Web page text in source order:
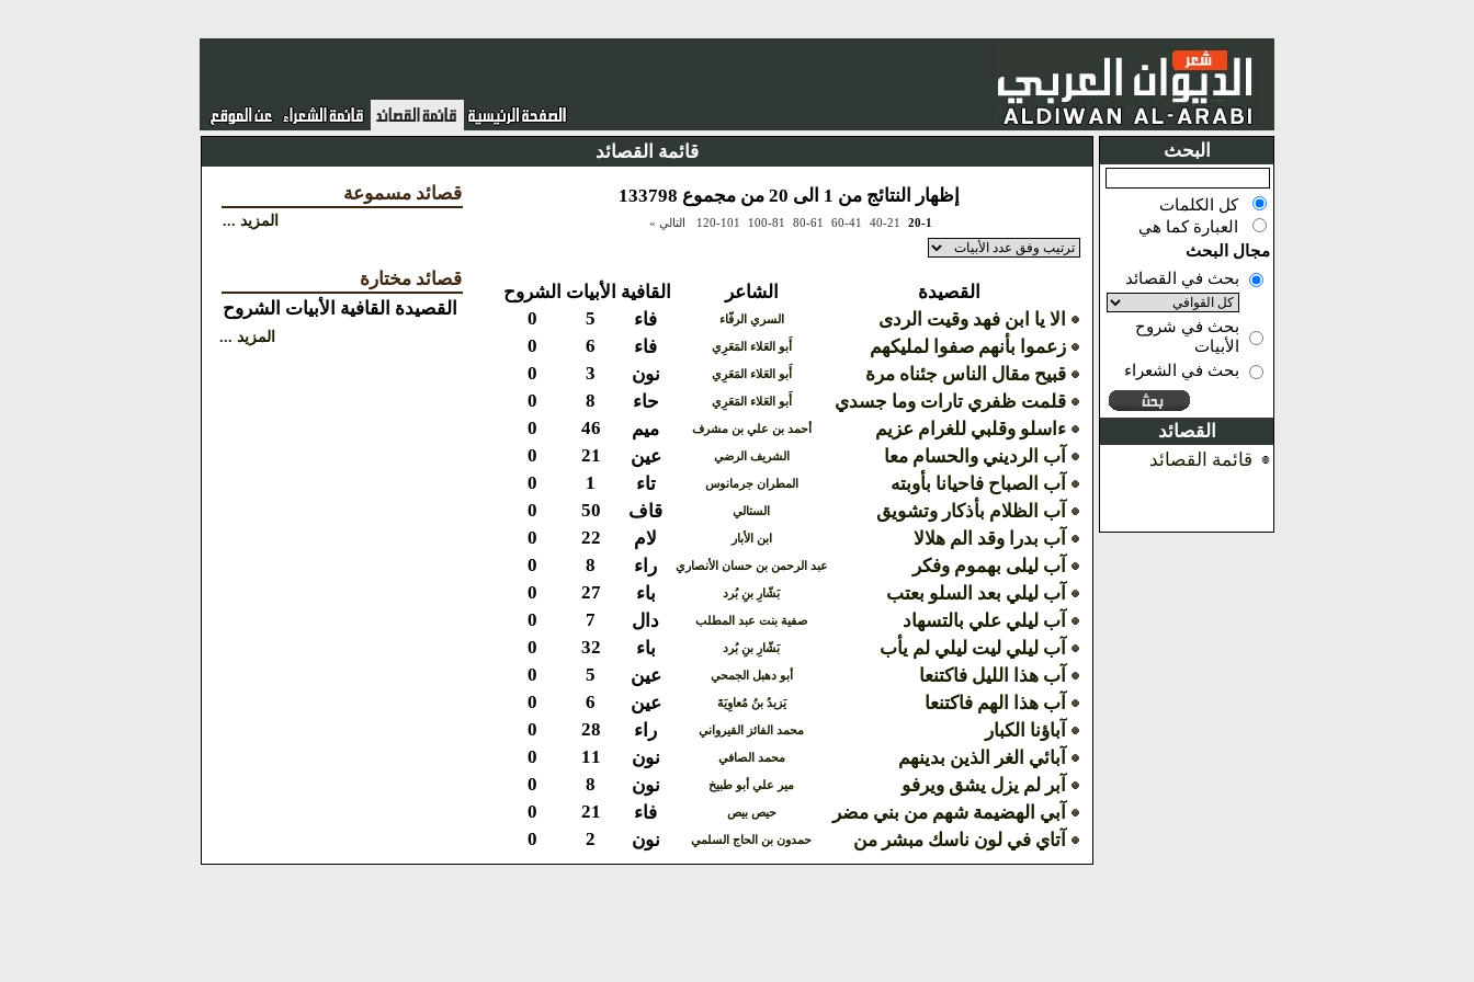
البحث
كل الكلمات
العبارة كما هي
مجال البحث
بحث في القصائد
بحث في شروح
الأبيات
بحث في الشعراء
القصائد
قائمة القصائد
قائمة القصائد
إظهار النتائج من 1 الى 20 من مجموع 133798
20-1
40-21
60-41
80-61
100-81
120-101 التالي »
القصيدة الشاعر القافية الأبيات الشروح
الا يا ابن فهد وقيت الردى
السري الرفّاء فاء 5
0
زعموا بأنهم صفوا لمليكهم
أَبو العَلاء المَعَرِي فاء 6
0
قبيح مقال الناس جئناه مرة
أَبو العَلاء المَعَرِي نون 3
0
قلمت ظفري تارات وما جسدي
أَبو العَلاء المَعَرِي حاء 8
0
ءاسلو وقلبي للغرام عزيم
أحمد بن علي بن مشرف ميم 46
0
آب الرديني والحسام معا
الشريف الرضي عين 21
0
آب الصباح فاحيانا بأوبته
المطران جرمانوس تاء 1
0
آب الظلام بأذكار وتشويق
الستالي قاف 50
0
آب بدرا وقد الم هلالا
ابن الأبار لام 22
0
آب ليلى بهموم وفكر
عبد الرحمن بن حسان الأنصاري راء 8
0
آب ليلي بعد السلو بعتب
بَشّارِ بنِ بُرد باء 27
0
آب ليلي علي بالتسهاد
صفية بنت عبد المطلب دال 7
0
آب ليلي ليت ليلي لم يأب
بَشّارِ بنِ بُرد باء 32
0
آب هذا الليل فاكتنعا
أبو دهبل الجمحي عين 5
0
آب هذا الهم فاكتنعا
يَزيدُ بنُ مُعاوِيَةَ عين 6
0
آباؤنا الكبار
محمد الفائز القيرواني راء 28
0
آبائي الغر الذين بدينهم
محمد الصافي نون 11
0
آبر لم يزل يشق ويرفو
مير علي أبو طبيخ نون 8
0
آبي الهضيمة شهم من بني مضر
حيص بيص فاء 21
0
آتاي في لون ناسك مبشر من
حمدون بن الحاج السلمي نون 2
0
قصائد مسموعة
المزيد ...
قصائد مختارة
القصيدة القافية الأبيات الشروح
المزيد ...